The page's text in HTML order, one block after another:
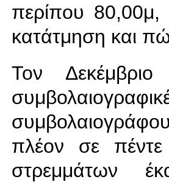
περίπου 80,00μ,
κατάτμηση και
Τον
πλέον σε
στρεμμάτων